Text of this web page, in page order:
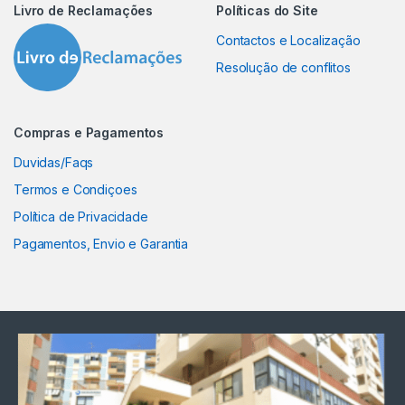
Livro de Reclamações
Políticas do Site
Contactos e Localização
Resolução de conflitos
Compras e Pagamentos
Duvidas/Faqs
Termos e Condiçoes
Política de Privacidade
Pagamentos, Envio e Garantia